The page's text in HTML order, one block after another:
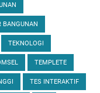
BANGUNAN
TEKNOLOGI
TEMPLETE
TES INTERAKTIF